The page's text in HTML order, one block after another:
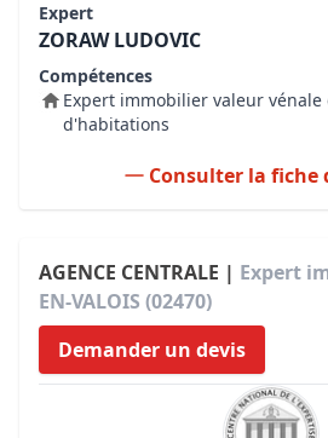
Expert
ZORAW LUDOVIC
Compétences
Expert immobilier valeur vénale
d'habitations
Consulter la fiche
AGENCE CENTRALE | Expert
EN-VALOIS (02470)
Demander un devis